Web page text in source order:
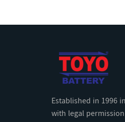
Established in 1996
with legal